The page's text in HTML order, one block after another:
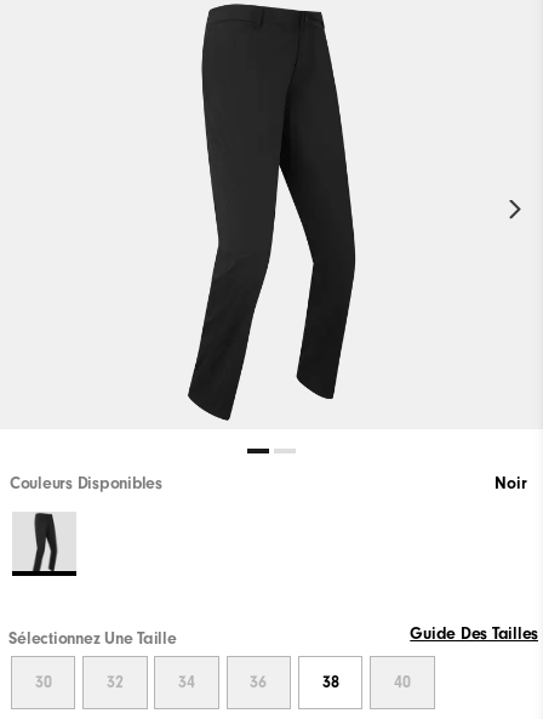
Couleurs Disponibles Noir
Sélectionnez Une Taille Guide Des Tailles
30 32 34 36 38 40